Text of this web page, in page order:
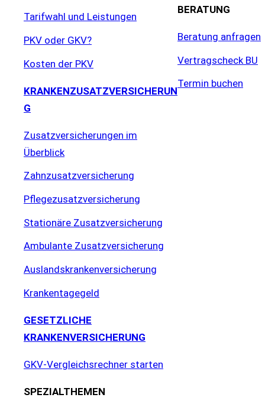
Tarifwahl und Leistungen
PKV oder GKV?
Kosten der PKV
KRANKENZUSATZVERSICHERUN
G
Zusatzversicherungen im
Überblick
Zahnzusatzversicherung
Pflegezusatzversicherung
Stationäre Zusatzversicherung
Ambulante Zusatzversicherung
Auslandskrankenversicherung
Krankentagegeld
GESETZLICHE
KRANKENVERSICHERUNG
GKV-Vergleichsrechner starten
SPEZIALTHEMEN
BERATUNG
Beratung anfragen
Vertragscheck BU
Termin buchen